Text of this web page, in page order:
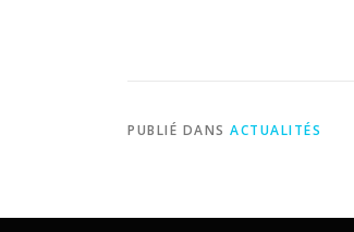
PUBLIÉ DANS ACTUALITÉS